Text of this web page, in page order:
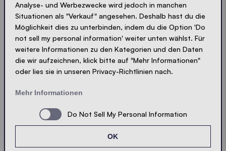
PRIVACY AKZEPTIEREN
LOADING - LOADING - LOADING - LOADING -
© Ecotent® Katalog Impressum
Datenschutz
Sitemap
Analyse- und Werbezwecke wird jedoch in manchen
Situationen als "Verkauf" angesehen. Deshalb hast du die
Möglichkeit dies zu unterbinden, indem du die Option 'Do
not sell my personal information' weiter unten wählst. Für
weitere Informationen zu den Kategorien und den Daten
die wir aufzeichnen, klick bitte auf "Mehr Informationen"
oder lies sie in unseren Privacy-Richtlinien nach.
Mehr Informationen
Do Not Sell My Personal Information
OK